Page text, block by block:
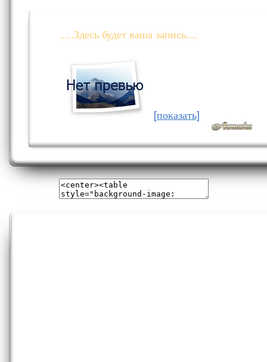
.....Здесь будет ваша запись....
[показать]